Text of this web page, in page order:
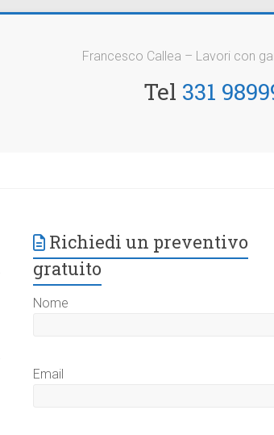
Francesco Callea – Lavori con
Tel 331
Richiedi un preventivo
gratuito
Nome
Email